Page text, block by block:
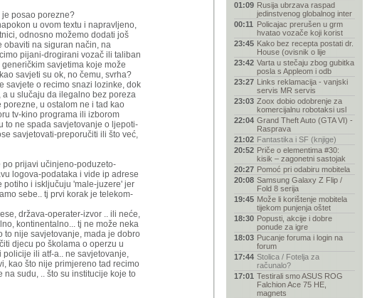
posao porezne?
u ovom textu i napravljeno,
odnosno možemo dodati još
obaviti na siguran način, na
pijani-drogirani vozač ili taliban
savjetima koje može
savjeti su ok, no čemu, svrha?
savjete o recimo snazi lozinke, dok
u slučaju da ilegalno bez poreza
u ostalom ne i tad kao
tv-kino programa ili izborom
to ne spada savjetovanje o ljepoti-
savjetovati-preporučiti ili što već,
po prijavi učinjeno-poduzeto-
logova-podataka i vide ip adrese
potiho i isključuju 'male-juzere' jer
sebe.. tj prvi korak je telekom-
država-operater-izvor .. ili neće,
kontinentalno... tj ne može neka
to nije savjetovanje, mada je dobro
djecu po školama o operzu u
ili atf-a.. ne savjetovanje,
kao što nije primjereno tad recimo
sudu, .. što su institucije koje to
01:09 Rusija ubrzava raspad
jedinstvenog globalnog inter
00:11 Policajac prerušen u grm
hvatao vozače koji korist
23:45 Kako bez recepta postati dr.
House (ovisnik o lije
23:42 Varta u stečaju zbog gubitka
posla s Appleom i odb
23:27 Links reklamacija - vanjski
servis MR servis
23:03 Zoox dobio odobrenje za
komercijalnu robotaksi usl
22:04 Grand Theft Auto (GTA VI) -
Rasprava
21:02 Fantastika i SF (knjige)
20:52 Priče o elementima #30:
kisik – zagonetni sastojak
20:27 Pomoć pri odabiru mobitela
20:08 Samsung Galaxy Z Flip /
Fold 8 serija
19:45 Može li korištenje mobitela
tijekom punjenja oštet
18:30 Popusti, akcije i dobre
ponude za igre
18:03 Pucanje foruma i login na
forum
17:44 Stolica / Fotelja za
računalo?
17:01 Testirali smo ASUS ROG
Falchion Ace 75 HE,
magnets